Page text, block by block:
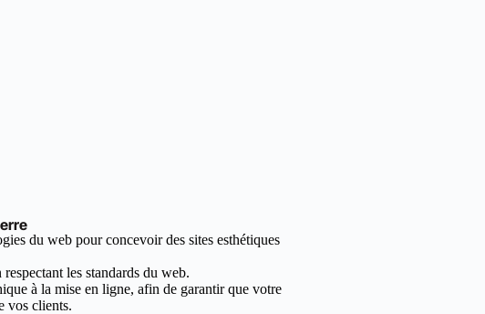
du web pour concevoir des sites esthétiques
les standards du web.
à la mise en ligne, afin de garantir que votre
vos clients.